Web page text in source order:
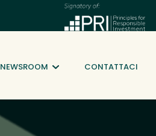
NEWSROOM CONTATTACI